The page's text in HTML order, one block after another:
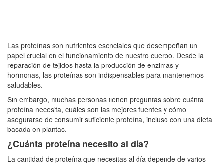
Las proteínas son nutrientes esenciales que desempeñan un
papel crucial en el funcionamiento de nuestro cuerpo. Desde la
reparación de tejidos hasta la producción de enzimas y
hormonas, las proteínas son indispensables para mantenernos
saludables.
Sin embargo, muchas personas tienen preguntas sobre cuánta
proteína necesita, cuáles son las mejores fuentes y cómo
asegurarse de consumir suficiente proteína, incluso con una dieta
basada en plantas.
¿Cuánta proteína necesito al día?
La cantidad de proteína que necesitas al día depende de varios